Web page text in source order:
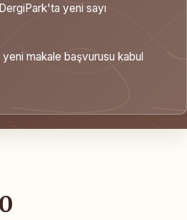
yeni sayı
makale başvurusu kabul